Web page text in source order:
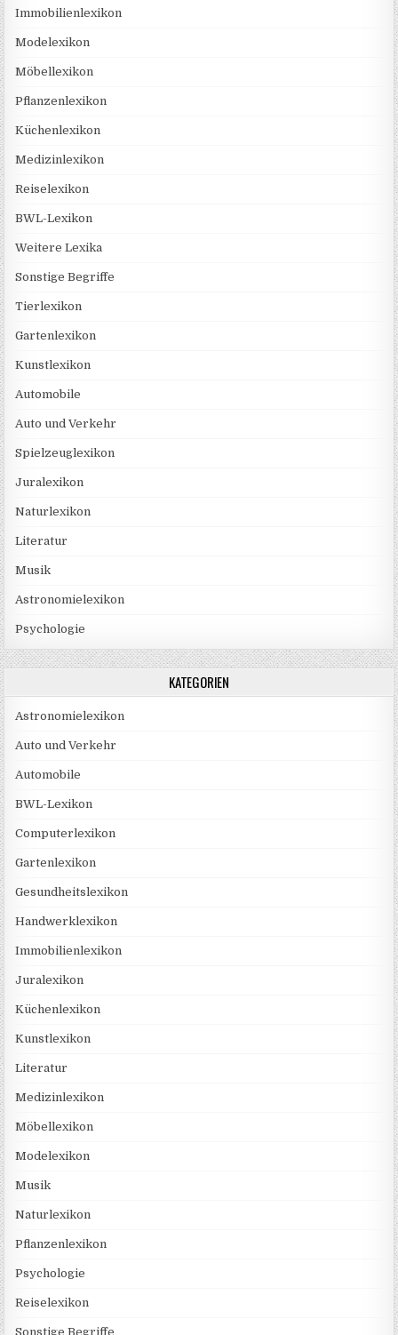
Immobilienlexikon
Modelexikon
Möbellexikon
Pflanzenlexikon
Küchenlexikon
Medizinlexikon
Reiselexikon
BWL-Lexikon
Weitere Lexika
Sonstige Begriffe
Tierlexikon
Gartenlexikon
Kunstlexikon
Automobile
Auto und Verkehr
Spielzeuglexikon
Juralexikon
Naturlexikon
Literatur
Musik
Astronomielexikon
Psychologie
KATEGORIEN
Astronomielexikon
Auto und Verkehr
Automobile
BWL-Lexikon
Computerlexikon
Gartenlexikon
Gesundheitslexikon
Handwerklexikon
Immobilienlexikon
Juralexikon
Küchenlexikon
Kunstlexikon
Literatur
Medizinlexikon
Möbellexikon
Modelexikon
Musik
Naturlexikon
Pflanzenlexikon
Psychologie
Reiselexikon
Sonstige Begriffe